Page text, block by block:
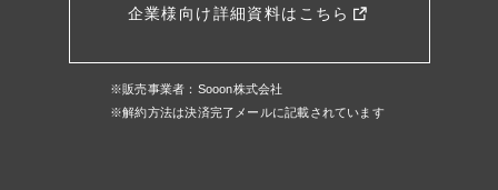
企業様向け詳細資料はこちら
※販売事業者：Sooon株式会社
※解約方法は決済完了メールに記載されています